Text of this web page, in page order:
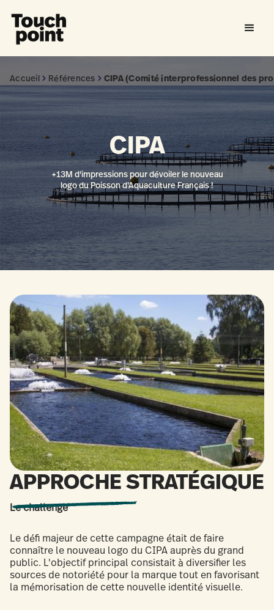
Accueil Références CIPA (Comité interprofessionnel des
CIPA
+13M d'impressions pour dévoiler le nouveau
logo du Poisson d'Aquaculture Français !
APPROCHE STRATÉGIQUE
Le challenge
Le défi majeur de cette campagne était de faire
connaître le nouveau logo du CIPA auprès du grand
public. L'objectif principal consistait à diversifier les
sources de notoriété pour la marque tout en favorisant
la mémorisation de cette nouvelle identité visuelle.